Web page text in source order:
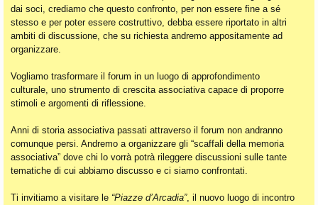
dai soci, crediamo che questo confronto, per non essere fine a sé
stesso e per poter essere costruttivo, debba essere riportato in altri
ambiti di discussione, che su richiesta andremo appositamente ad
organizzare.
Vogliamo trasformare il forum in un luogo di approfondimento
culturale, uno strumento di crescita associativa capace di proporre
stimoli e argomenti di riflessione.
Anni di storia associativa passati attraverso il forum non andranno
comunque persi. Andremo a organizzare gli “scaffali della memoria
associativa” dove chi lo vorrà potrà rileggere discussioni sulle tante
tematiche di cui abbiamo discusso e ci siamo confrontati.
Ti invitiamo a visitare le “Piazze d’Arcadia”, il nuovo luogo di incontro